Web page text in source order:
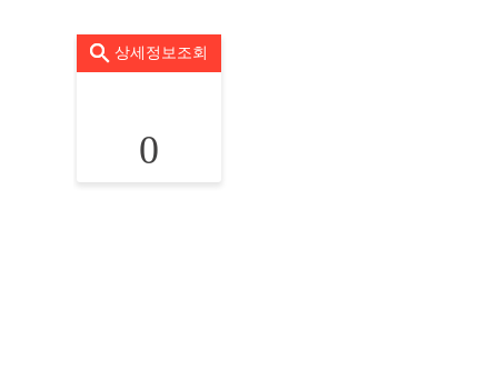
상세정보조회
0